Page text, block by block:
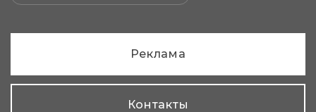
Реклама
Контакты